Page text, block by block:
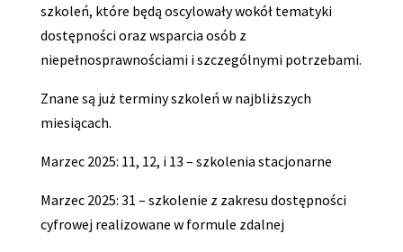
szkoleń, które będą oscylowały wokół tematyki
dostępności oraz wsparcia osób z
niepełnosprawnościami i szczególnymi potrzebami.
Znane są już terminy szkoleń w najbliższych
miesiącach.
Marzec 2025: 11, 12, i 13 – szkolenia stacjonarne
Marzec 2025: 31 – szkolenie z zakresu dostępności
cyfrowej realizowane w formule zdalnej